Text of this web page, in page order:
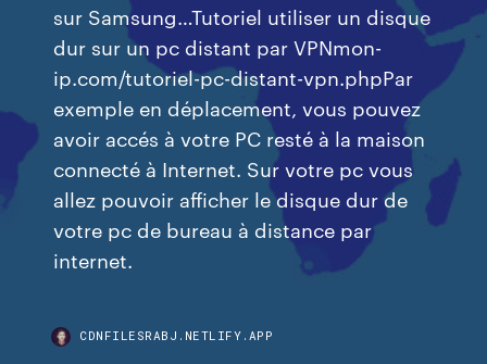
sur Samsung…Tutoriel utiliser un disque
dur sur un pc distant par VPNmon-
ip.com/tutoriel-pc-distant-vpn.phpPar
exemple en déplacement, vous pouvez
avoir accés à votre PC resté à la maison
connecté à Internet. Sur votre pc vous
allez pouvoir afficher le disque dur de
votre pc de bureau à distance par
internet.
CDNFILESRABJ.NETLIFY.APP